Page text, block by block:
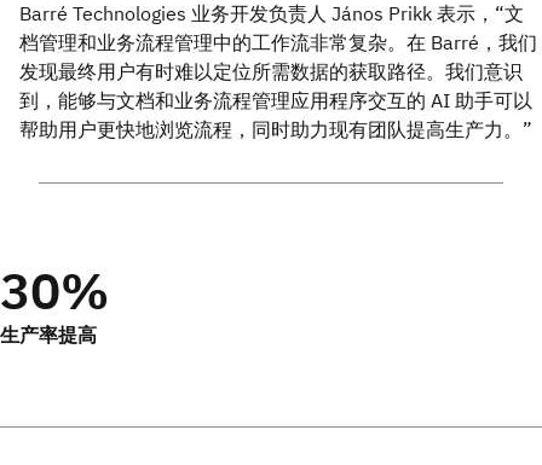
Barré Technologies 业务开发负责人 János Prikk 表示，“文
档管理和业务流程管理中的工作流非常复杂。在 Barré，我们
发现最终用户有时难以定位所需数据的获取路径。我们意识
到，能够与文档和业务流程管理应用程序交互的 AI 助手可以
帮助用户更快地浏览流程，同时助力现有团队提高生产力。”
30%
生产率提高